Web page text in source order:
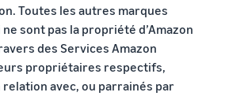
Toutes les autres marques
sont pas la propriété d’Amazon
des Services Amazon
propriétaires respectifs,
avec, ou parrainés par